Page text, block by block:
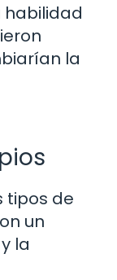
habilidad
la
tipos de
un
la